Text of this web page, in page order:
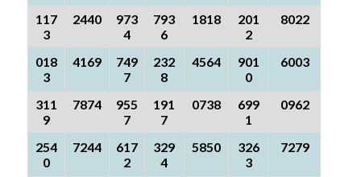
117
3
2440
973
4
793
6
1818
201
2
8022
018
3
4169
749
7
232
8
4564
901
0
6003
311
9
7874
955
7
191
7
0738
699
1
0962
254
0
7244
617
2
329
4
5850
326
3
7279